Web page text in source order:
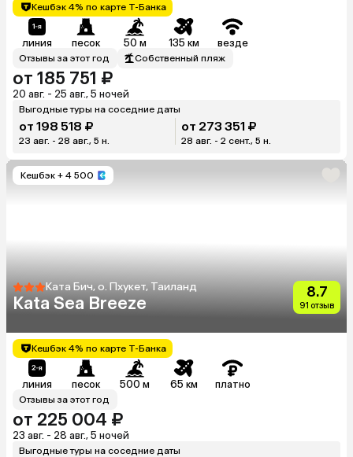
Кешбэк 4% по карте Т-Банка
линия песок 50 м 135 км везде
Отзывы за этот год Собственный пляж
от 185 751 ₽
20 авг. - 25 авг., 5 ночей
Выгодные туры на соседние даты
от 198 518 ₽
23 авг. - 28 авг., 5 н.
от 273 351 ₽
28 авг. - 2 сент., 5 н.
Кешбэк + 4 500
Ката Бич, о. Пхукет, Таиланд
Kata Sea Breeze
8.7
91 отзыв
Кешбэк 4% по карте Т-Банка
линия песок 500 м 65 км платно
Отзывы за этот год
от 225 004 ₽
23 авг. - 28 авг., 5 ночей
Выгодные туры на соседние даты